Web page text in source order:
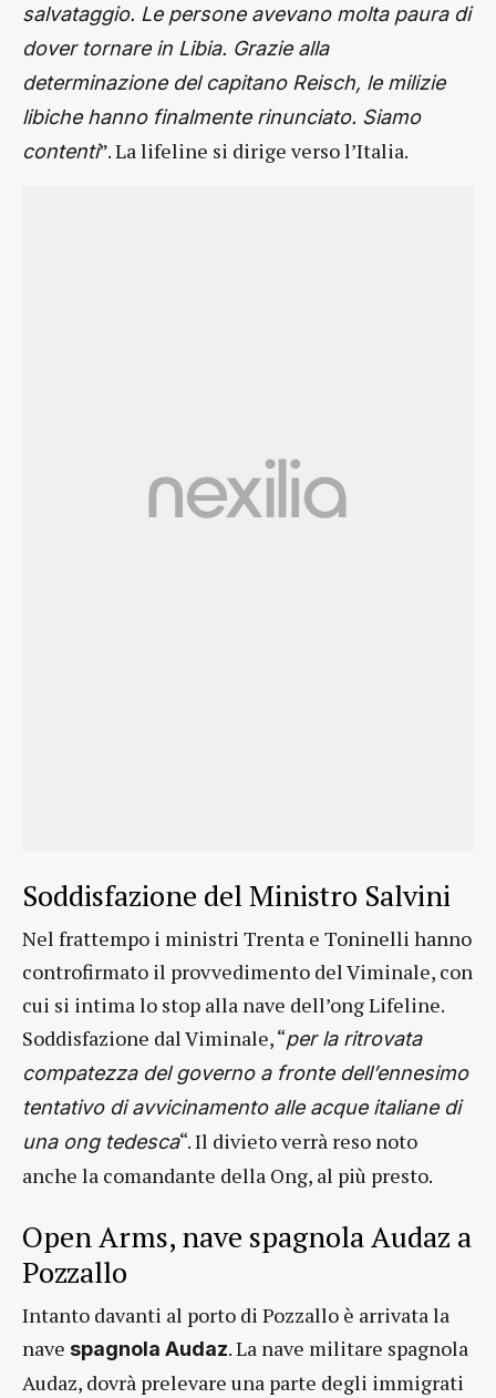
salvataggio. Le persone avevano molta paura di
dover tornare in Libia. Grazie alla
determinazione del capitano Reisch, le milizie
libiche hanno finalmente rinunciato. Siamo
contenti”. La lifeline si dirige verso l’Italia.
Soddisfazione del Ministro Salvini
Nel frattempo i ministri Trenta e Toninelli hanno
controfirmato il provvedimento del Viminale, con
cui si intima lo stop alla nave dell’ong Lifeline.
Soddisfazione dal Viminale, “per la ritrovata
compatezza del governo a fronte dell’ennesimo
tentativo di avvicinamento alle acque italiane di
una ong tedesca“. Il divieto verrà reso noto
anche la comandante della Ong, al più presto.
Open Arms, nave spagnola Audaz a
Pozzallo
Intanto davanti al porto di Pozzallo è arrivata la
nave spagnola Audaz. La nave militare spagnola
Audaz, dovrà prelevare una parte degli immigrati